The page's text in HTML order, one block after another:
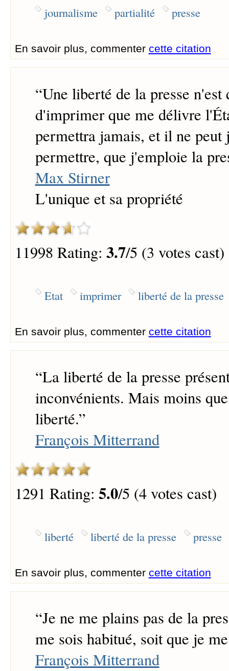
journalisme partialité presse
En savoir plus, commenter cette citation
“Une liberté de la presse n'est
d'imprimer que me délivre
permettra jamais, et il ne peut
permettre, que j'emploie la
Max Stirner
L'unique et sa propriété
11998 Rating: 3.7/5 (3 votes cast)
Etat imprimer liberté de la presse
En savoir plus, commenter cette citation
“La liberté de la presse
inconvénients. Mais moins
liberté.”
François Mitterrand
1291 Rating: 5.0/5 (4 votes cast)
liberté liberté de la presse presse
En savoir plus, commenter cette citation
“Je ne me plains pas de la
me sois habitué, soit que je
François Mitterrand